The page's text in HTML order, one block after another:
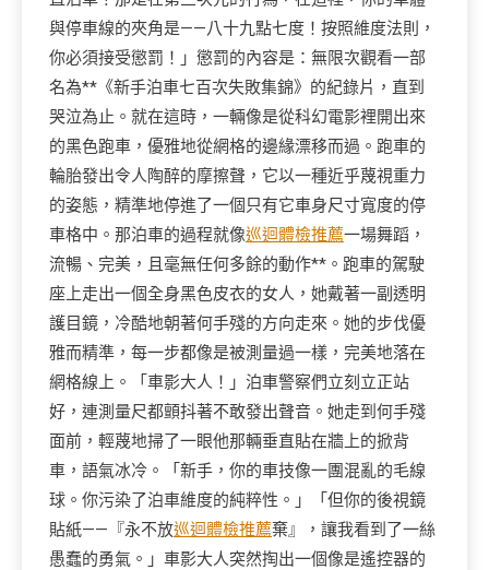
與停車線的夾角是——八十九點七度！按照維度法則，
你必須接受懲罰！」懲罰的內容是：無限次觀看一部
名為**《新手泊車七百次失敗集錦》的紀錄片，直到
哭泣為止。就在這時，一輛像是從科幻電影裡開出來
的黑色跑車，優雅地從網格的邊緣漂移而過。跑車的
輪胎發出令人陶醉的摩擦聲，它以一種近乎蔑視重力
的姿態，精準地停進了一個只有它車身尺寸寬度的停
車格中。那泊車的過程就像巡迴體檢推薦一場舞蹈，
流暢、完美，且毫無任何多餘的動作**。跑車的駕駛
座上走出一個全身黑色皮衣的女人，她戴著一副透明
護目鏡，冷酷地朝著何手殘的方向走來。她的步伐優
雅而精準，每一步都像是被測量過一樣，完美地落在
網格線上。「車影大人！」泊車警察們立刻立正站
好，連測量尺都顫抖著不敢發出聲音。她走到何手殘
面前，輕蔑地掃了一眼他那輛垂直貼在牆上的掀背
車，語氣冰冷。「新手，你的車技像一團混亂的毛線
球。你污染了泊車維度的純粹性。」「但你的後視鏡
貼紙——『永不放巡迴體檢推薦棄』，讓我看到了一絲
愚蠢的勇氣。」車影大人突然掏出一個像是遙控器的